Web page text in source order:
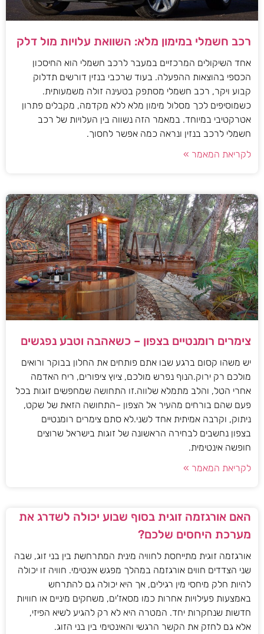
רכב חשמלי במימון מלא: השוואת עלויות מול דלק
אחד השיקולים המרכזיים במעבר לרכב חשמלי הוא החיסכון
הכספי בהוצאות ההפעלה. בעוד שרכבי בנזין דורשים תדלוק
קבוע ויקר, רכב חשמלי מסתפק בטעינה זולה משמעותית.
כשמוסיפים לכך מסלול מימון מלא ללא מקדמה, מקבלים פתרון
אטרקטיבי במיוחד. במאמר הזה נשווה בין העלויות של רכב
חשמלי לרכב בנזין ונראה כמה אפשר לחסוך.
לקריאת המאמר »
צימרים רומנטיים בצפון – כשאהבה וטבע נפגשים
יש משהו קסום ברגע שבו אתם פותחים את החלון בבוקר ורואים
מולכם רק ירוק.הנוף נפרש מולכם, ציוץ ציפורים, ריח האדמה
אחרי הטל, והלב מתמלא שלווה.זו התחושה שמחפשים זוגות בכל
פעם שהם בורחים מהעיר אל הצפון –התחושה הזאת של שקט,
ניתוק, וקרבה אמיתית אחד לשני.לא סתם צימרים רומנטיים
בצפון נחשבים לבחירה הראשונה של זוגות בישראל שרוצים
חופשה אינטימית.
לקריאת המאמר »
האם אורגזמה זוגית בסוף שבוע יכולה לשדרג את
מערכת היחסים שלכם?
אורגזמה זוגית מתייחסת לחוויה מינית המתרחשת בין בני זוג, שבה
שני הצדדים חווים אורגזמה במהלך מפגש אינטימי. חוויה זו יכולה
להיות חלק מיחסי מין רגילים, אך היא יכולה גם להתרחש
באמצעות פעילויות אחרות כמו מסאז'ים, משחקים מיניים או חוויות
חדשות שנחקרות יחד. המטרה היא לא רק להגיע לשיא הפיזי,
אלא גם לחזק את הקשר הרגשי והאינטימי בין בני הזוג.